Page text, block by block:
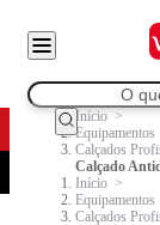
Início
Equipamentos
Calçados
Calçado
Início
Equipamentos
Calçados